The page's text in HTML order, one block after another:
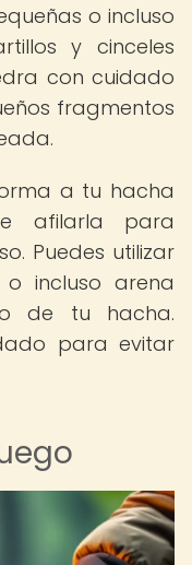
o incluso
y cinceles
con cuidado
fragmentos
a tu hacha
afilarla para
Puedes utilizar
incluso arena
de tu hacha.
para evitar